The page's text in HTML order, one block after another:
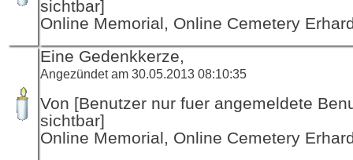
sichtbar]
Online Memorial, Online Cemetery
Eine Gedenkkerze,
Angezündet am 30.05.2013 08:10:35
Von [Benutzer nur fuer angemeldete
sichtbar]
Online Memorial, Online Cemetery